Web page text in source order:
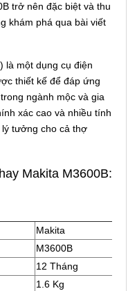
trở nên đặc biệt và thu
khám phá qua bài viết
là một dụng cụ điện
thiết kế để đáp ứng
ngành mộc và gia
xác cao và nhiều tính
tưởng cho cả thợ
Makita M3600B:
Makita
M3600B
12 Tháng
1.6 Kg